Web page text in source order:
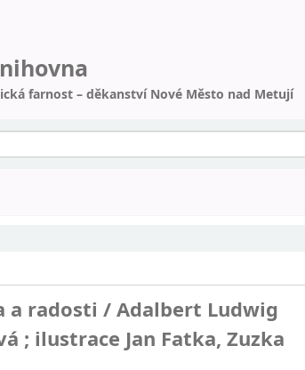
farnost – děkanství Nové Město nad Metují
a radosti /Adalbert Ludwig
; ilustrace Jan Fatka, Zuzka